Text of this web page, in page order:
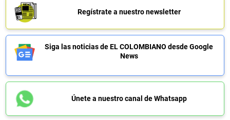
Regístrate a nuestro newsletter
Siga las noticias de EL COLOMBIANO desde Google
News
Únete a nuestro canal de Whatsapp